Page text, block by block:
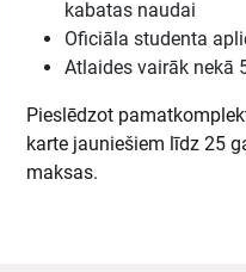
kabatas naudai
Oficiāla studenta
Atlaides vairāk nekā
Pieslēdzot
karte jauniešiem līdz 25
maksas.